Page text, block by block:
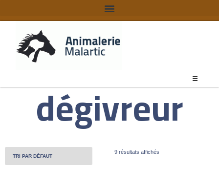
dégivreur
9 résultats affichés